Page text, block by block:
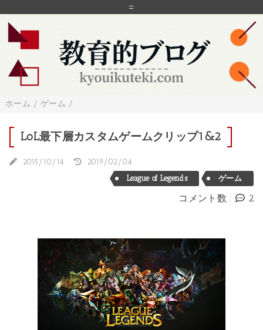
=
ホーム / ゲーム /
LoL最下層カスタムゲームクリップ1&2
2015/10/14
2019/02/04
League of Legends
ゲーム
コメント数 : 2